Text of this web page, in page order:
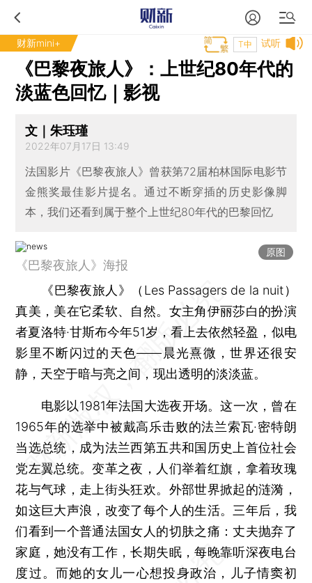
财新mini+ 试听
T中
《巴黎夜旅人》：上世纪80年代的
淡蓝色回忆｜影视
文｜朱珏瑾
2022年07月17日 13:49
法国影片《巴黎夜旅人》曾获第72届柏林国际电影节
金熊奖最佳影片提名。通过不断穿插的历史影像脚
本，我们还看到属于整个上世纪80年代的巴黎回忆
原图
《巴黎夜旅人》海报
《巴黎夜旅人》（Les Passagers de la nuit）
真美，美在它柔软、自然。女主角伊丽莎白的扮演
者夏洛特·甘斯布今年51岁，看上去依然轻盈，似电
影里不断闪过的天色——晨光熹微，世界还很安
静，天空于暗与亮之间，现出透明的淡淡蓝。
电影以1981年法国大选夜开场。这一次，曾在
1965年的选举中被戴高乐击败的法兰索瓦·密特朗
当选总统，成为法兰西第五共和国历史上首位社会
党左翼总统。变革之夜，人们举着红旗，拿着玫瑰
花与气球，走上街头狂欢。外部世界掀起的涟漪，
如这巨大声浪，改变了每个人的生活。三年后，我
们看到一个普通法国女人的切肤之痛：丈夫抛弃了
家庭，她没有工作，长期失眠，每晚靠听深夜电台
度过。而她的女儿一心想投身政治，儿子情窦初